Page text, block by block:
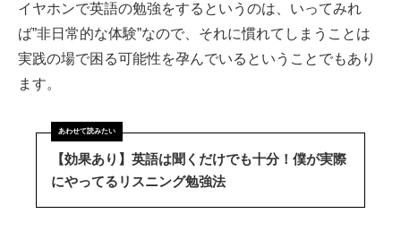
イヤホンで英語の勉強をするというのは、いってみれ
ば”非日常的な体験”なので、それに慣れてしまうことは
実践の場で困る可能性を孕んでいるということでもあり
ます。
【効果あり】英語は聞くだけでも十分！僕が実際
にやってるリスニング勉強法